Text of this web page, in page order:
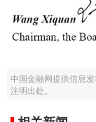
中国金融网提供信息
注明出处。